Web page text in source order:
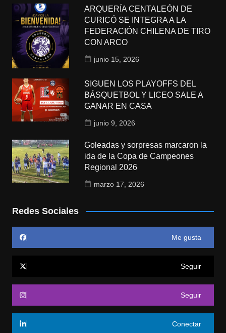
ARQUERÍA CENTALEÓN DE
CURICÓ SE INTEGRA A LA
FEDERACIÓN CHILENA DE TIRO
CON ARCO
junio 15, 2026
SIGUEN LOS PLAYOFFS DEL
BÁSQUETBOL Y LICEO SALE A
GANAR EN CASA
junio 9, 2026
Goleadas y sorpresas marcaron la
ida de la Copa de Campeones
Regional 2026
marzo 17, 2026
Redes Sociales
Me gusta
Seguir
Seguir
Conectar